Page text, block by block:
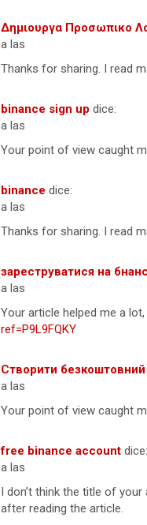
Δημιουργα Προσωπικο
a las
Thanks for sharing. I read
binance sign up dice:
a las
Your point of view caught
binance dice:
a las
Thanks for sharing. I read
зареструватися на бнанс
a las
Your article helped me a
ref=P9L9FQKY
Створити безкоштовний
a las
Your point of view caught
free binance account dice:
a las
I don’t think the title of
after reading the article.